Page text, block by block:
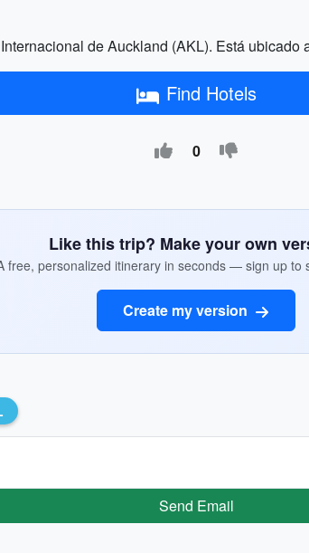
de Auckland (AKL). Está ubicado
Find Hotels
0
Like this trip? Make your own
free, personalized itinerary in seconds — sign up to
Create my version
Send Email